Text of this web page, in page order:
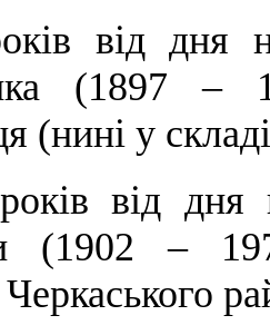
від дня
(1897 –
(нині у
від дня
(1902 –